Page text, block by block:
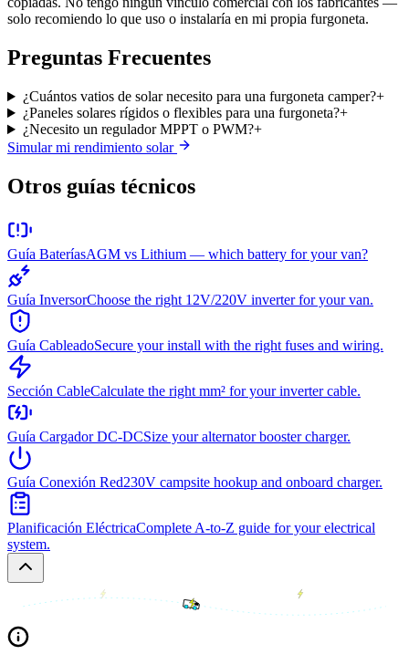
solo recomiendo lo que uso o instalaría en mi propia furgoneta.
Preguntas Frecuentes
¿Cuántos vatios de solar necesito para una furgoneta camper?+
¿Paneles solares rígidos o flexibles para una furgoneta?+
¿Necesito un regulador MPPT o PWM?+
Simular mi rendimiento solar
Otros guías técnicos
Guía BateríasAGM vs Lithium — which battery for your van?
Guía InversorChoose the right 12V/220V inverter for your van.
Guía CableadoSecure your install with the right fuses and wiring.
Sección CableCalculate the right mm² for your inverter cable.
Guía Cargador DC-DCSize your alternator booster charger.
Guía Conexión Red230V campsite hookup and onboard charger.
Planificación EléctricaComplete A-to-Z guide for your electrical
system.